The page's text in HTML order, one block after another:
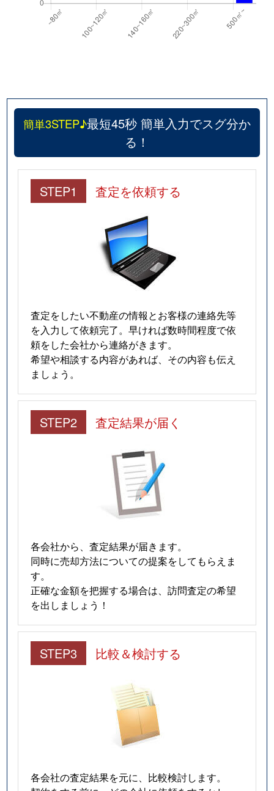
簡単3STEP♪最短45秒 簡単入力でスグ分か
る！
STEP1 査定を依頼する
査定をしたい不動産の情報とお客様の連絡先等
を入力して依頼完了。早ければ数時間程度で依
頼をした会社から連絡がきます。
希望や相談する内容があれば、その内容も伝え
ましょう。
STEP2 査定結果が届く
各会社から、査定結果が届きます。
同時に売却方法についての提案をしてもらえま
す。
正確な金額を把握する場合は、訪問査定の希望
を出しましょう！
STEP3 比較＆検討する
各会社の査定結果を元に、比較検討します。